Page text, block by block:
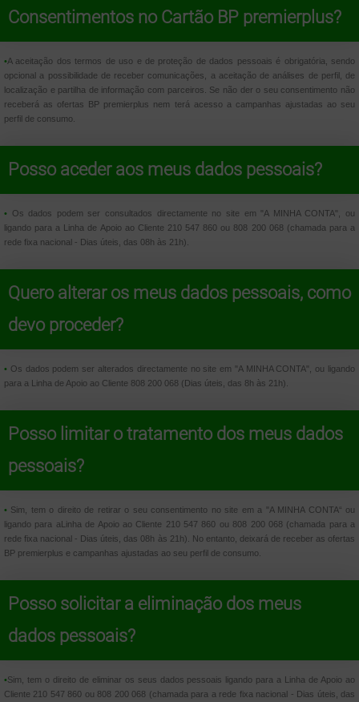
Consentimentos no Cartão BP premierplus?
•A aceitação dos termos de uso e de proteção de dados pessoais é obrigatória, sendo
opcional a possibilidade de receber comunicações, a aceitação de análises de perfil, de
localização e partilha de informação com parceiros. Se não der o seu consentimento não
receberá as ofertas BP premierplus nem terá acesso a campanhas ajustadas ao seu
perfil de consumo.
Posso aceder aos meus dados pessoais?
• Os dados podem ser consultados directamente no site em "A MINHA CONTA", ou
ligando para a Linha de Apoio ao Cliente 210 547 860 ou 808 200 068 (chamada para a
rede fixa nacional - Dias úteis, das 08h às 21h).
Quero alterar os meus dados pessoais, como
devo proceder?
• Os dados podem ser alterados directamente no site em "A MINHA CONTA", ou ligando
para a Linha de Apoio ao Cliente 808 200 068 (Dias úteis, das 8h às 21h).
Posso limitar o tratamento dos meus dados
pessoais?
• Sim, tem o direito de retirar o seu consentimento no site em a "A MINHA CONTA“ ou
ligando para aLinha de Apoio ao Cliente 210 547 860 ou 808 200 068 (chamada para a
rede fixa nacional - Dias úteis, das 08h às 21h). No entanto, deixará de receber as ofertas
BP premierplus e campanhas ajustadas ao seu perfil de consumo.
Posso solicitar a eliminação dos meus
dados pessoais?
•Sim, tem o direito de eliminar os seus dados pessoais ligando para a Linha de Apoio ao
Cliente 210 547 860 ou 808 200 068 (chamada para a rede fixa nacional - Dias úteis, das